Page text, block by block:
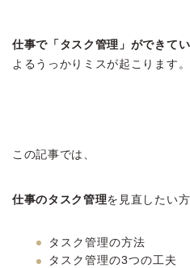
仕事で「タスク管理」ができて
よるうっかりミスが起こります。
この記事では、
仕事のタスク管理を見直したい方
タスク管理の方法
タスク管理の3つの工夫